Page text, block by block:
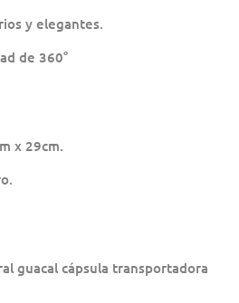
y elegantes.
de 360°
x 29cm.
guacal cápsula transportadora